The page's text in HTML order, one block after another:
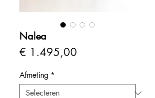
Nalea
€ 1.495,00
Afmeting *